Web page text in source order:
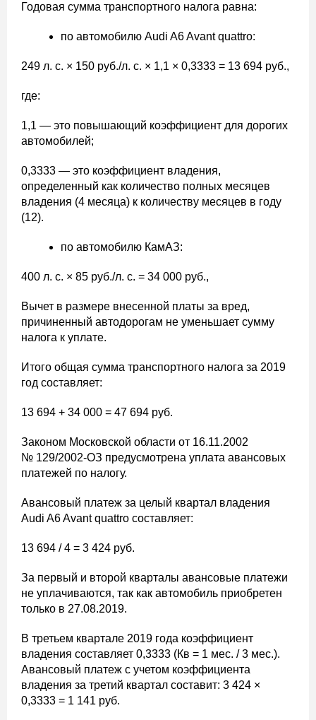
Годовая сумма транспортного налога равна:
по автомобилю Audi A6 Avant quattro:
249 л. с. × 150 руб./л. с. × 1,1 × 0,3333 = 13 694 руб.,
где:
1,1 — это повышающий коэффициент для дорогих
автомобилей;
0,3333 — это коэффициент владения,
определенный как количество полных месяцев
владения (4 месяца) к количеству месяцев в году
(12).
по автомобилю КамАЗ:
400 л. с. × 85 руб./л. с. = 34 000 руб.,
Вычет в размере внесенной платы за вред,
причиненный автодорогам не уменьшает сумму
налога к уплате.
Итого общая сумма транспортного налога за 2019
год составляет:
13 694 + 34 000 = 47 694 руб.
Законом Московской области от 16.11.2002
№ 129/2002-ОЗ предусмотрена уплата авансовых
платежей по налогу.
Авансовый платеж за целый квартал владения
Audi A6 Avant quattro составляет:
13 694 / 4 = 3 424 руб.
За первый и второй кварталы авансовые платежи
не уплачиваются, так как автомобиль приобретен
только в 27.08.2019.
В третьем квартале 2019 года коэффициент
владения составляет 0,3333 (Кв = 1 мес. / 3 мес.).
Авансовый платеж с учетом коэффициента
владения за третий квартал составит: 3 424 ×
0,3333 = 1 141 руб.